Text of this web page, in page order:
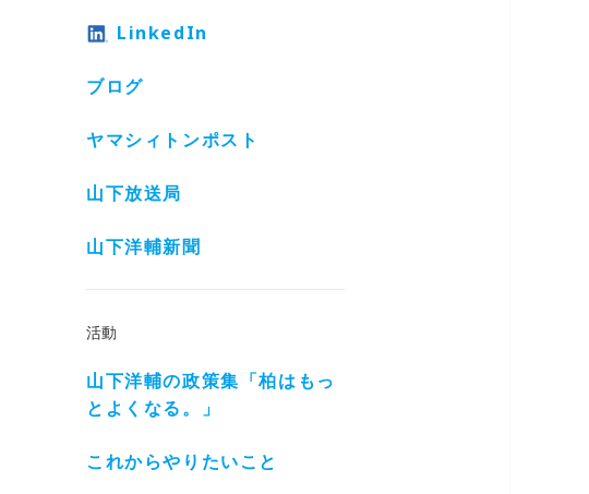
LinkedIn
ブログ
ヤマシィトンポスト
山下放送局
山下洋輔新聞
活動
山下洋輔の政策集「柏はもっ
とよくなる。」
これからやりたいこと